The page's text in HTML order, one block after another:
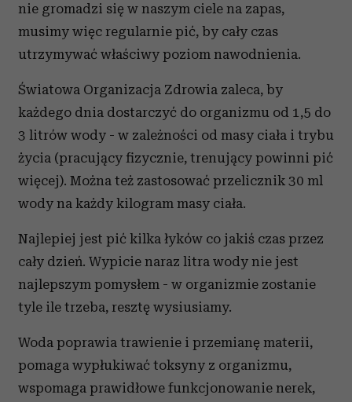
nie gromadzi się w naszym ciele na zapas,
musimy więc regularnie pić, by cały czas
utrzymywać właściwy poziom nawodnienia.
Światowa Organizacja Zdrowia zaleca, by
każdego dnia dostarczyć do organizmu od 1,5 do
3 litrów wody - w zależności od masy ciała i trybu
życia (pracujący fizycznie, trenujący powinni pić
więcej). Można też zastosować przelicznik 30 ml
wody na każdy kilogram masy ciała.
Najlepiej jest pić kilka łyków co jakiś czas przez
cały dzień. Wypicie naraz litra wody nie jest
najlepszym pomysłem - w organizmie zostanie
tyle ile trzeba, resztę wysiusiamy.
Woda poprawia trawienie i przemianę materii,
pomaga wypłukiwać toksyny z organizmu,
wspomaga prawidłowe funkcjonowanie nerek,